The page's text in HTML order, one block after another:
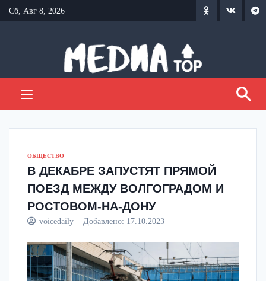
Перейти
к
Сб, Авг 8, 2026
ОБЩЕСТВО
В ДЕКАБРЕ ЗАПУСТЯТ ПРЯМОЙ
ПОЕЗД МЕЖДУ ВОЛГОГРАДОМ И
РОСТОВОМ-НА-ДОНУ
voicedaily Добавлено: 17.10.2023